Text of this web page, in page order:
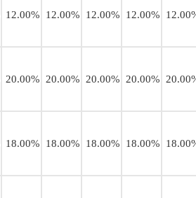
12.00% 12.00% 12.00% 12.00%
20.00% 20.00% 20.00% 20.00%
18.00% 18.00% 18.00% 18.00%